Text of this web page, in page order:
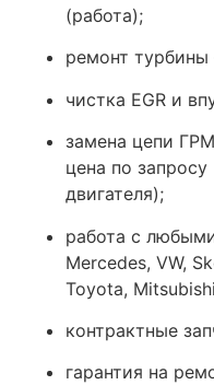
(работа);
ремонт
чистка EGR и
замена цепи
цена по
двигателя);
работа с
Mercedes, VW,
Toyota,
контрактные
гарантия на